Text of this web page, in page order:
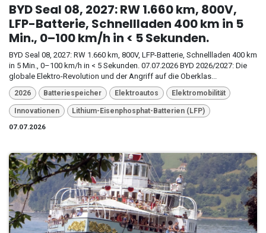
BYD Seal 08, 2027: RW 1.660 km, 800V,
LFP-Batterie, Schnellladen 400 km in 5
Min., 0–100 km/h in < 5 Sekunden.
BYD Seal 08, 2027: RW 1.660 km, 800V, LFP-Batterie, Schnellladen 400 km
in 5 Min., 0–100 km/h in < 5 Sekunden. 07.07.2026 BYD 2026/2027: Die
globale Elektro-Revolution und der Angriff auf die Oberklas...
2026 Batteriespeicher Elektroautos Elektromobilität
Innovationen
Lithium-Eisenphosphat-Batterien (LFP)
07.07.2026